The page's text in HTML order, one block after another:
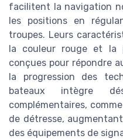
facilitent la navigation
les positions en
troupes. Leurs
la couleur rouge et la
conçues pour répondre
la progression des
bateaux intègre
complémentaires,
de détresse,
des équipements de